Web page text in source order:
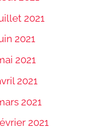
2021
2021
2021
2021
2021
2021